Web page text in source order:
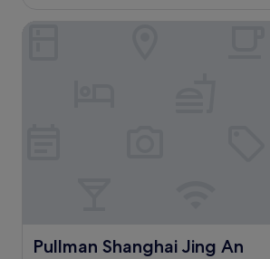
Bewertungen)
Pullman Shanghai Jing An
Pullman Shanghai Jing An